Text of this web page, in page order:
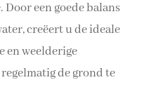
een goede balans
creëert u de ideale
en weelderige
de grond te